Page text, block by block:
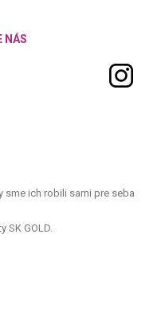
NÁS
sme ich robili sami pre seba
SK GOLD.